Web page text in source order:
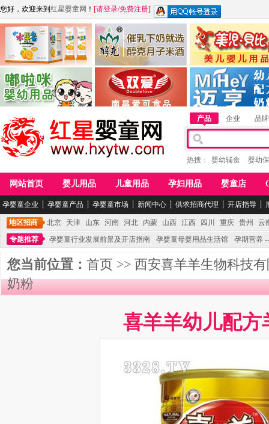
您好，欢迎来到 红星婴童网 ！ [请登录/免费注册]
江西麦嘟嘟食品有限公司
青岛嘟啦咪婴幼儿用品公司
江西醇之客月子米酒 惠州市美儿婴儿用品
湖南迈亨母婴用品有限
产品 企业 品牌
热搜： 婴幼辅食 婴幼
网站首页 婴儿用品 儿童用品 孕妇用品 婴童店
孕婴童企业 ┆ 孕婴童产品 ┆ 孕婴童市场 ┆ 新闻中心 ┆ 供求招商代理 ┆ 开店指导 ┆
地区招商 北京 天津 山东 河南 河北 内蒙 山西 江西 四川 重庆 贵州
云
专题推荐
孕婴童行业发展前景及开店指南 孕婴童母婴用品生活馆 孕期营养
您当前位置： 首页 >> 西安喜羊羊生物科技
奶粉
喜羊羊幼儿配方